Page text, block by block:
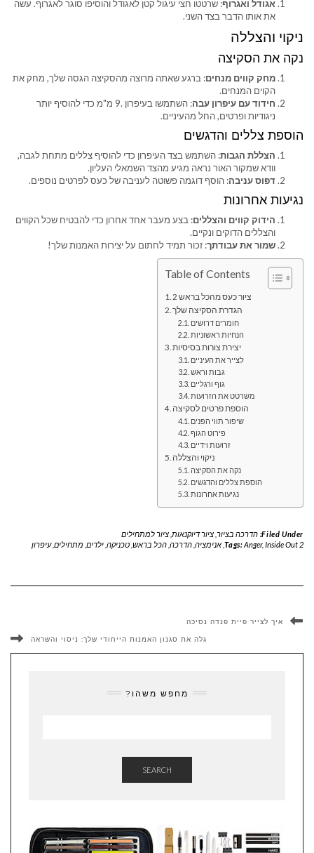
אגודל ואגרוף: שרטטו חצי עיגול קטן לאגודל והוסיפו סוגר לאגרוף. עשה
את אותו הדבר בצד השני.
ניקוי והצללה
נקה את הסקיצה
מחק קווים מנחים: ברגע שאתה מרוצה מהסקיצה הגסה שלך, מחק את
הקוים המנחים.
חידוד עם עיפרון עבה
: השתמשו בעיפרון .9 מ"מ כדי להוסיף יותר
ניגודיות ופרטים, החל מהעיניים.
הוספת צללים והדגשים
הצללת הגבות: השתמש בצד העיפרון כדי להוסיף צללים מתחת לגבה,
וודא שמקור האור נראה מגיע מהצד השמאלי העליון.
דפוס עניבה: הוסף דוגמה פשוטה לעניבה של כעס לפרטים נוספים.
נגיעות אחרונות
הידוק קווים והצללים: בצע מעבר אחד אחרון כדי להבטיח שכל הקווים
והצללים הדוקים ונקיים.
שמור את עבודתך: זכור תמיד לחתום על יצירות האמנות שלך!
Table of Contents
ציור כעס מהכל בראש 2
הגדרת הסקיצה שלך
חומרים דרושים
הנחיות ראשוניות
יצירת צורות בסיסיות
לצייר את העיניים
גבות וראש
גוף ורגליים
משרטט את הזרועות
הוספת פרטים לסקיצה
שיפור תווי הפנים
פירוט הגוף
זרועות וידיים
ניקוי והצללה
נקה את הסקיצה
הוספת צללים והדגשים
נגיעות אחרונות
Filed Under: הדרכה בציור, ציור דיוקנאות ציור למתחילים
Tags:Anger, Inside Out 2
, אנימציה, הדרכה, הכל בראש טכניקה, ילדים, מתחילים,עיפרון
איך לצייר פיית פנדה נסיכה
גלה את סגנון האמנות הייחודי שלך: ניסוי והשראה
מחפש משהו?
SEARCH